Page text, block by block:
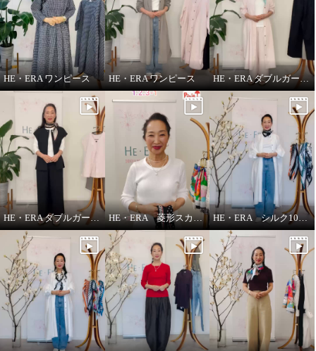
HE・ERA ワンピース HE・ERA ワンピース HE・ERA ダブルガーゼ パンツ
HE・ERA ダブルガーゼ ジレ HE・ERA 菱形スカーフの巻き方 HE・ERA シルク100％アレンジ広がる 菱形スカーフ